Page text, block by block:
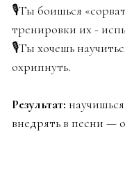
🎙️Ты боишься
тренировки их -
🎙️Ты хочешь
охрипнуть.
Результат:
внедрять в песни —